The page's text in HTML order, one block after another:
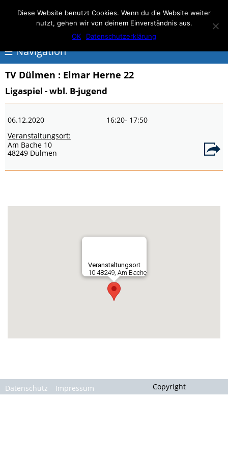
Elmar Herne 22
100% Handball
☰ Navigation
<
Über
Elmar
Herne
Events
TV Dülmen : Elmar Herne 22
Ligaspiel - wbl. B-jugend
06.12.2020 16:20- 17:50
Veranstaltungsort:
Am Bache 10
48249 Dülmen
Veranstaltungsort
10 48249, Am Bache
Datenschutz Impressum Copyright
Diese Website benutzt Cookies. Wenn du die Website weiter
nutzt, gehen wir von deinem Einverständnis aus.
OK
Datenschutzerklärung